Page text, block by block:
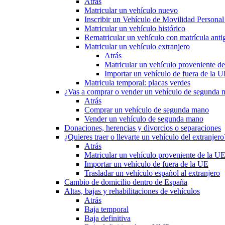
Matricular un vehículo nuevo
Inscribir un Vehículo de Movilidad
Matricular un vehículo histórico
Rematricular un vehículo con matrícula
Matricular un vehículo extranjero
Atrás
Matricular un vehículo proveniente
Importar un vehículo de fuera de la
Matricula temporal: placas verdes
¿Vas a comprar o vender un vehículo de segunda
Atrás
Comprar un vehículo de segunda mano
Vender un vehículo de segunda mano
Donaciones, herencias y divorcios o separaciones
¿Quieres traer o llevarte un vehículo del
Atrás
Matricular un vehículo proveniente de la UE
Importar un vehículo de fuera de la UE
Trasladar un vehículo español al extranjero
Cambio de domicilio dentro de España
Altas, bajas y rehabilitaciones de vehículos
Atrás
Baja temporal
Baja definitiva